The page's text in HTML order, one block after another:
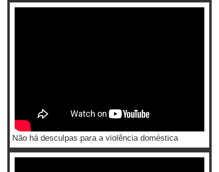
Não há desculpas para a violência doméstica